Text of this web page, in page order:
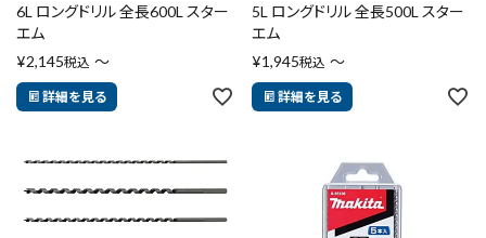
6L ロングドリル 全長600L スター
エム
¥2,145税込 〜
詳細を見る
5L ロングドリル 全長500L スター
エム
¥1,945税込 〜
詳細を見る